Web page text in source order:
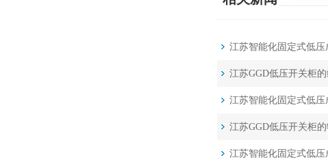
江苏智能化固定式低
江苏GGD低压开关柜
江苏智能化固定式低
江苏GGD低压开关柜
江苏智能化固定式低